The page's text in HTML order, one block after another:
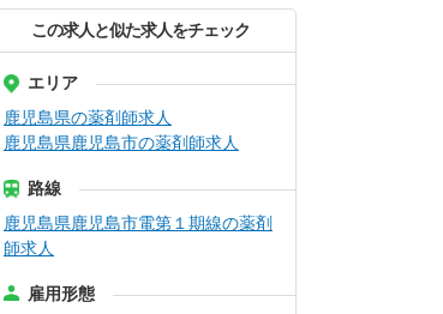
この求人と似た求人をチェック
エリア
鹿児島県の薬剤師求人
鹿児島県鹿児島市の薬剤師求人
路線
鹿児島県鹿児島市電第１期線の薬剤
師求人
雇用形態